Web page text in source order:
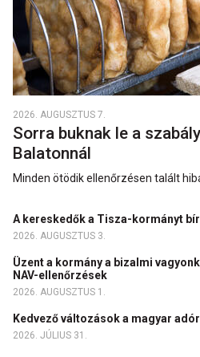
2026. AUGUSZTUS 7.
Sorra buknak le a
Balatonnál
Minden ötödik ellenőrzésen talált
A kereskedők a Tisza-kormányt
2026. AUGUSZTUS 3.
Üzent a kormány a bizalmi
NAV-ellenőrzések
2026. AUGUSZTUS 1.
Kedvező változások a magyar
2026. JÚLIUS 31.